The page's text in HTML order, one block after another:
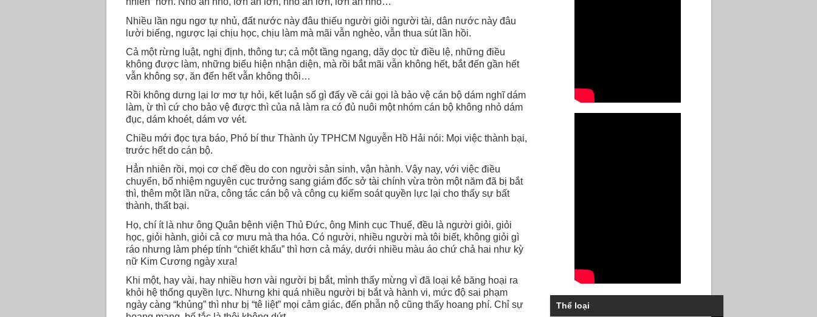
Nhiều lần ngu ngơ tự nhủ, đất nước này đâu thiếu người giỏi người tài, dân nước này đâu
lười biếng, ngược lại chịu học, chịu làm mà mãi vẫn nghèo, vẫn thua sút lần hồi.
Cả một rừng luật, nghị định, thông tư; cả một tầng ngang, dãy dọc từ điều lệ, những điều
không được làm, những biểu hiện nhận diện, mà rồi bắt mãi vẫn không hết, bắt đến gần hết
vẫn không sợ, ăn đến hết vẫn không thôi…
Rồi không dưng lại lơ mơ tự hỏi, kết luận số gì đấy về cái gọi là bảo vệ cán bộ dám nghĩ dám
làm, ừ thì cứ cho bảo vệ được thì của nả làm ra có đủ nuôi một nhóm cán bộ không nhỏ dám
đục, dám khoét, dám vơ vét.
Chiều mới đọc tựa báo, Phó bí thư Thành ủy TPHCM Nguyễn Hồ Hải nói: Mọi việc thành bại,
trước hết do cán bộ.
Hẳn nhiên rồi, mọi cơ chế đều do con người sản sinh, vận hành. Vậy nay, với việc điều
chuyển, bổ nhiệm nguyên cục trưởng sang giám đốc sở tài chính vừa tròn một năm đã bị bắt
thì, thêm một lần nữa, công tác cán bộ và công cụ kiểm soát quyền lực lại cho thấy sự bất
thành, thất bại.
Họ, chí ít là như ông Quân bệnh viện Thủ Đức, ông Minh cục Thuế, đều là người giỏi, giỏi
học, giỏi hành, giỏi cả cơ mưu mà tha hóa. Có người, nhiều người mà tôi biết, không giỏi gì
ráo nhưng làm phép tính “chiết khấu” thì hơn cả máy, dưới nhiều màu áo chứ chả hai như kỳ
nữ Kim Cương ngày xưa!
Khi một, hay vài, hay nhiều hơn vài người bị bắt, mình thấy mừng vì đã loại kẻ băng hoại ra
khỏi hệ thống quyền lực. Nhưng khi quá nhiều người bị bắt và hành vi, mức độ sai phạm
ngày càng “khủng” thì như bị “tê liệt” mọi cảm giác, đến phẫn nộ cũng thấy hoang phí. Chỉ sự
Thể loại